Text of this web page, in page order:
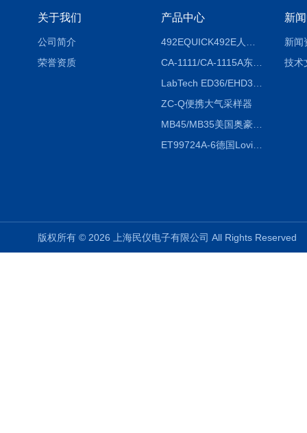
关于我们
公司简介
荣誉资质
产品中心
CA-1111/CA-1115A东京理化EYELA CA-1111/CA-1115A冷却水循环装置
ZC-Q便携大气采样器
MB45/MB35美国奥豪斯OHAUS MB45/MB35卤素红外水分测定仪
ET99724A-6德国Lovibond ET99724A-6微电脑BOD测定仪
新
新闻
技术
版权所有 © 2026 上海民仪电子有限公司 All Rights